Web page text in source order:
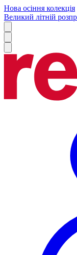
Нова осіння колекція
Великий літній